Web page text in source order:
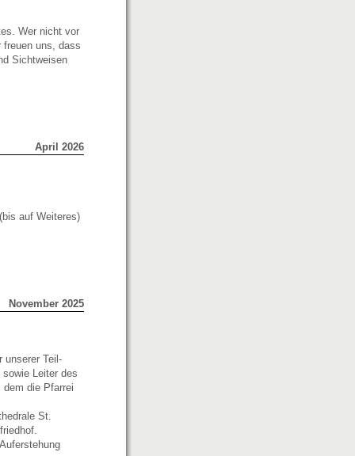
Wer nicht vor
freuen uns, dass
Sichtweisen
April 2026
auf Weiteres)
November 2025
unserer Teil-
Leiter des
dem die Pfarrei
St.